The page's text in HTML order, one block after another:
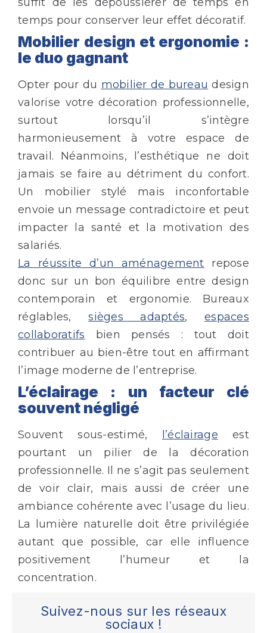
temps pour conserver leur effet décoratif.
Mobilier design et ergonomie :
le duo gagnant
Opter pour du mobilier de bureau design
valorise votre décoration professionnelle,
surtout lorsqu’il s’intègre
harmonieusement à votre espace de
travail. Néanmoins, l’esthétique ne doit
jamais se faire au détriment du confort.
Un mobilier stylé mais inconfortable
envoie un message contradictoire et peut
impacter la santé et la motivation des
salariés.
La réussite d’un aménagement repose
donc sur un bon équilibre entre design
contemporain et ergonomie. Bureaux
réglables,sièges adaptés,espaces
collaboratifs bien pensés : tout doit
contribuer au bien-être tout en affirmant
l’image moderne de l’entreprise.
L’éclairage : un facteur clé
souvent négligé
Souvent sous-estimé, l’éclairage est
pourtant un pilier de la décoration
professionnelle. Il ne s’agit pas seulement
de voir clair, mais aussi de créer une
ambiance cohérente avec l’usage du lieu.
La lumière naturelle doit être privilégiée
autant que possible, car elle influence
positivement l’humeur et la
concentration.
Suivez-nous sur les réseaux
sociaux !